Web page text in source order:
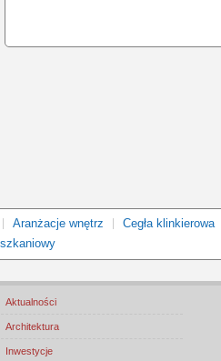
Aranżacje wnętrz
Cegła klinkierowa
Aktualności
Architektura
Inwestycje